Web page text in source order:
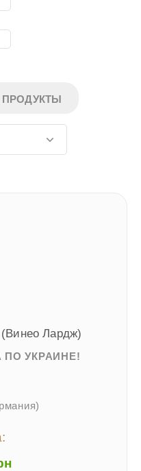
Лардж)
ПО УКРАИНЕ!